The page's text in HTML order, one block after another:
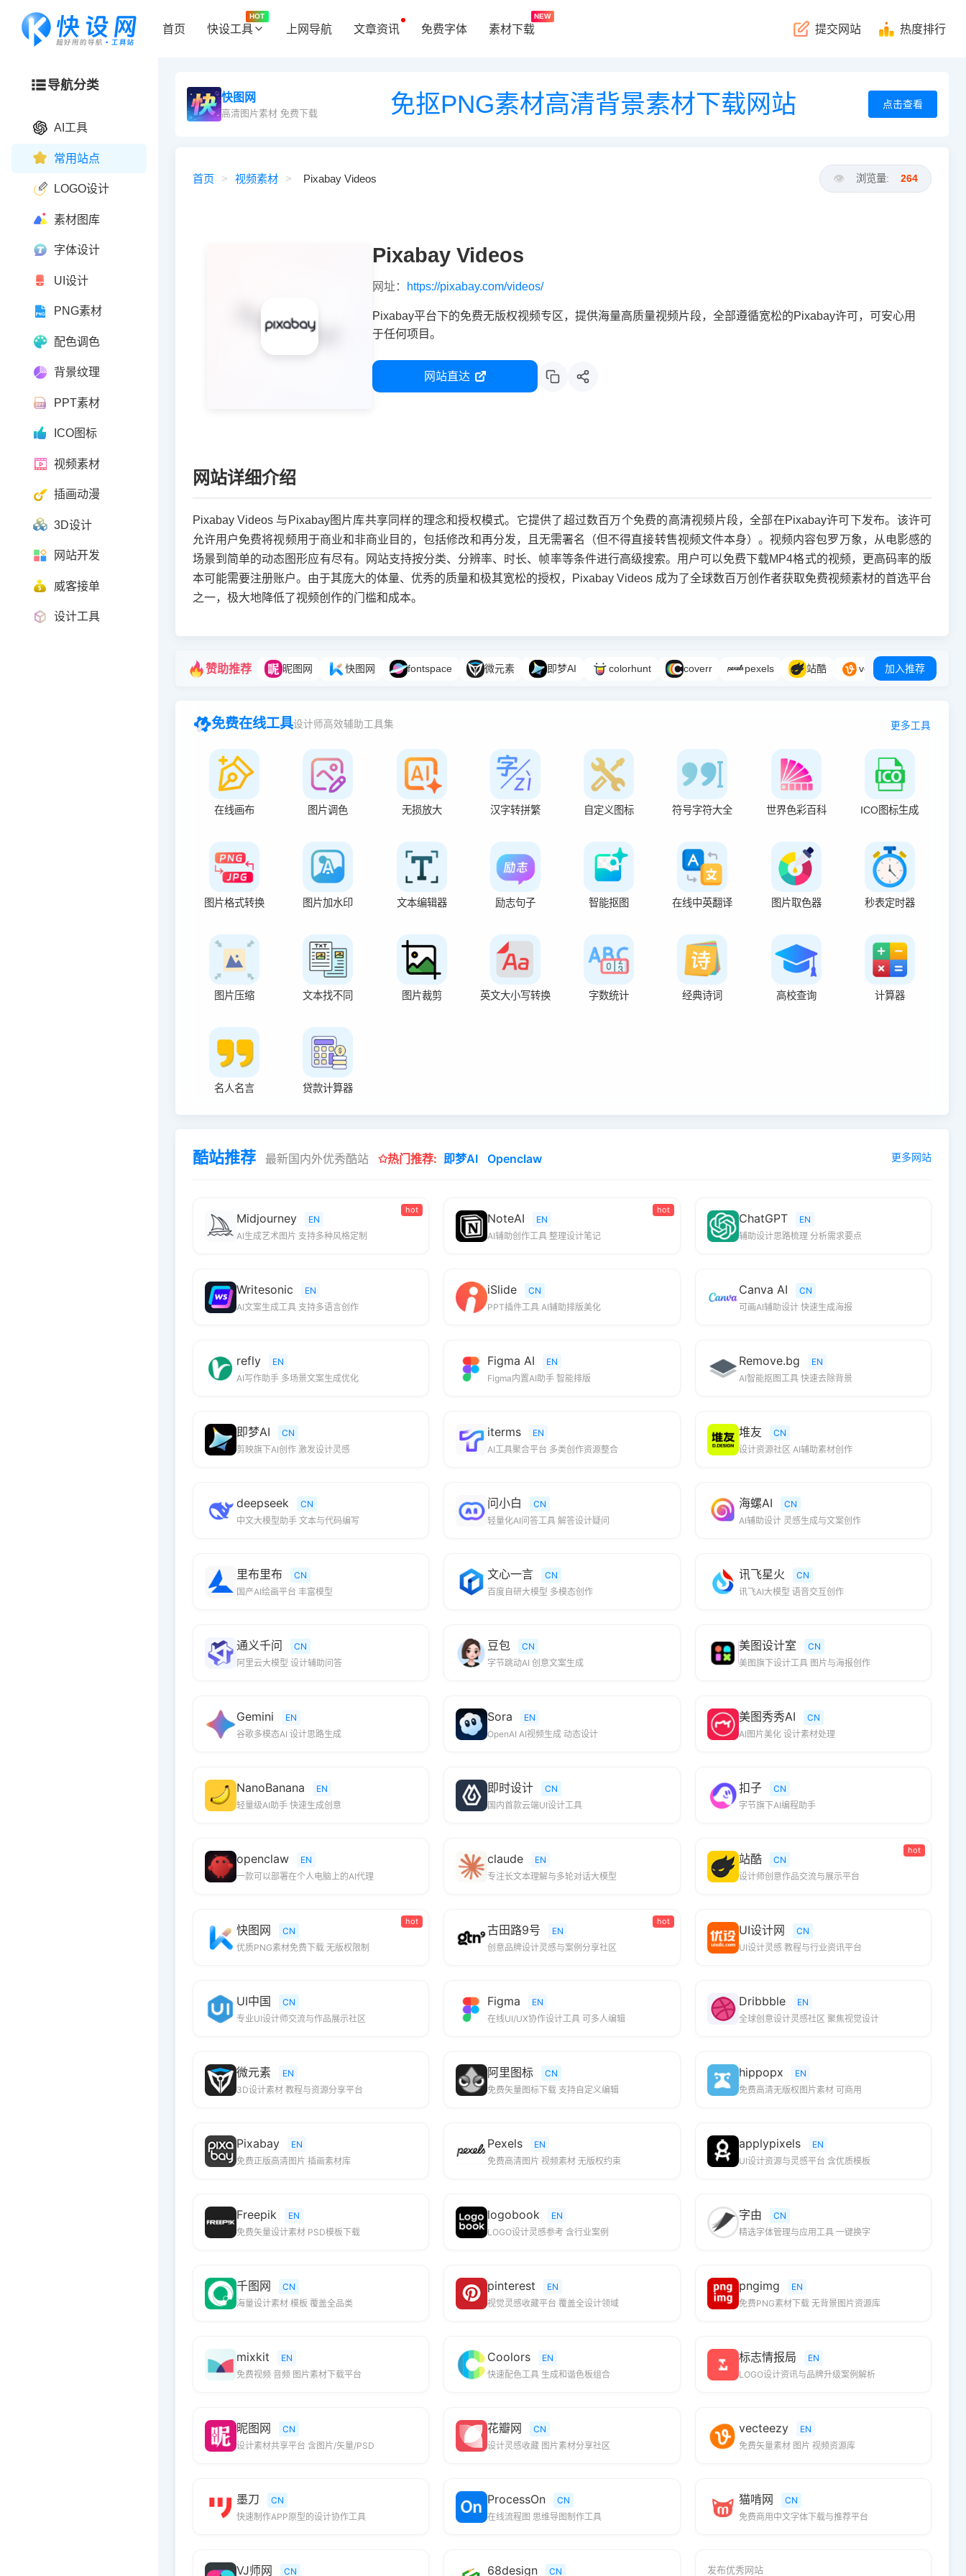
首页 快设工具
HOT
上网导航 文章资讯 免费字体 素材下载
NEW
提交网站 热度排行
导航分类
AI工具
常用站点
LOGO设计
素材图库
字体设计
UI设计
PNG素材
配色调色
背景纹理
PPT素材
ICO图标
视频素材
插画动漫
3D设计
网站开发
威客接单
设计工具
快图网
高清图片素材 免费下载 免抠PNG素材高清背景素材下载网站 点击查看
首页 > 视频素材 > Pixabay Videos 👁️ 浏览量: 264
Pixabay Videos
网址： https://pixabay.com/videos/
Pixabay平台下的免费无版权视频专区，提供海量高质量视频片段，全部遵循宽松的Pixabay许可，可安心用
于任何项目。
网站直达
网站详细介绍
Pixabay Videos 与Pixabay图片库共享同样的理念和授权模式。它提供了超过数百万个免费的高清视频片段，全部在Pixabay许可下发布。该许可
允许用户免费将视频用于商业和非商业目的，包括修改和再分发，且无需署名（但不得直接转售视频文件本身）。视频内容包罗万象，从电影感的
场景到简单的动态图形应有尽有。网站支持按分类、分辨率、时长、帧率等条件进行高级搜索。用户可以免费下载MP4格式的视频，更高码率的版
本可能需要注册账户。由于其庞大的体量、优秀的质量和极其宽松的授权，Pixabay Videos 成为了全球数百万创作者获取免费视频素材的首选平台
之一，极大地降低了视频创作的门槛和成本。
赞助推荐 昵图网 快图网 fontspace 微元素 即梦AI colorhunt coverr pexels 站酷 vecteezy加入推荐
免费在线工具设计师高效辅助工具集 更多工具
在线画布 图片调色 无损放大 汉字转拼繁 自定义图标 符号字符大全 世界色彩百科 ICO图标生成
图片格式转换 图片加水印 文本编辑器 励志句子 智能抠图 在线中英翻译 图片取色器 秒表定时器
图片压缩 文本找不同 图片裁剪 英文大小写转换 字数统计 经典诗词 高校查询 计算器
名人名言 贷款计算器
酷站推荐 最新国内外优秀酷站 ✩热门推荐: 即梦AI Openclaw 更多网站
hot
Midjourney
EN
AI生成艺术图片 支持多种风格定制
hot
NoteAI
EN
AI辅助创作工具 整理设计笔记
ChatGPT
EN
辅助设计思路梳理 分析需求要点
Writesonic
EN
AI文案生成工具 支持多语言创作
iSlide
CN
PPT插件工具 AI辅助排版美化
Canva AI
CN
可画AI辅助设计 快速生成海报
refly
EN
AI写作助手 多场景文案生成优化
Figma AI
EN
Figma内置AI助手 智能排版
Remove.bg
EN
AI智能抠图工具 快速去除背景
即梦AI
CN
剪映旗下AI创作 激发设计灵感
iterms
EN
AI工具聚合平台 多类创作资源整合
堆友
CN
设计资源社区 AI辅助素材创作
deepseek
CN
中文大模型助手 文本与代码编写
问小白
CN
轻量化AI问答工具 解答设计疑问
海螺AI
CN
AI辅助设计 灵感生成与文案创作
里布里布
CN
国产AI绘画平台 丰富模型
文心一言
CN
百度自研大模型 多模态创作
讯飞星火
CN
讯飞AI大模型 语音交互创作
通义千问
CN
阿里云大模型 设计辅助问答
豆包
CN
字节跳动AI 创意文案生成
美图设计室
CN
美图旗下设计工具 图片与海报创作
Gemini
EN
谷歌多模态AI 设计思路生成
Sora
EN
OpenAI AI视频生成 动态设计
美图秀秀AI
CN
AI图片美化 设计素材处理
NanoBanana
EN
轻量级AI助手 快速生成创意
即时设计
CN
国内首款云端UI设计工具
扣子
CN
字节旗下AI编程助手
openclaw
EN
一款可以部署在个人电脑上的AI代理
claude
EN
专注长文本理解与多轮对话大模型
hot
站酷
CN
设计师创意作品交流与展示平台
hot
快图网
CN
优质PNG素材免费下载 无版权限制
hot
古田路9号
EN
创意品牌设计灵感与案例分享社区
UI设计网
CN
UI设计灵感 教程与行业资讯平台
UI中国
CN
专业UI设计师交流与作品展示社区
Figma
EN
在线UI/UX协作设计工具 可多人编辑
Dribbble
EN
全球创意设计灵感社区 聚焦视觉设计
微元素
EN
3D设计素材 教程与资源分享平台
阿里图标
CN
免费矢量图标下载 支持自定义编辑
hippopx
EN
免费高清无版权图片素材 可商用
Pixabay
EN
免费正版高清图片 插画素材库
Pexels
EN
免费高清图片 视频素材 无版权约束
applypixels
EN
UI设计资源与灵感平台 含优质模板
Freepik
EN
免费矢量设计素材 PSD模板下载
logobook
EN
LOGO设计灵感参考 含行业案例
字由
CN
精选字体管理与应用工具 一键换字
千图网
CN
海量设计素材 模板 覆盖全品类
pinterest
EN
视觉灵感收藏平台 覆盖全设计领域
pngimg
EN
免费PNG素材下载 无背景图片资源库
mixkit
EN
免费视频 音频 图片素材下载平台
Coolors
EN
快速配色工具 生成和谐色板组合
标志情报局
EN
LOGO设计资讯与品牌升级案例解析
昵图网
CN
设计素材共享平台 含图片/矢量/PSD
花瓣网
CN
设计灵感收藏 图片素材分享社区
vecteezy
EN
免费矢量素材 图片 视频资源库
墨刀
CN
快速制作APP原型的设计协作工具
ProcessOn
CN
在线流程图 思维导图制作工具
猫啃网
CN
免费商用中文字体下载与推荐平台
VJ师网 CN 68design CN 发布优秀网站